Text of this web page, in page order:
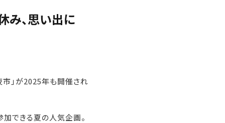
み、思い出に
市」が2025年も開催され
できる夏の人気企画。